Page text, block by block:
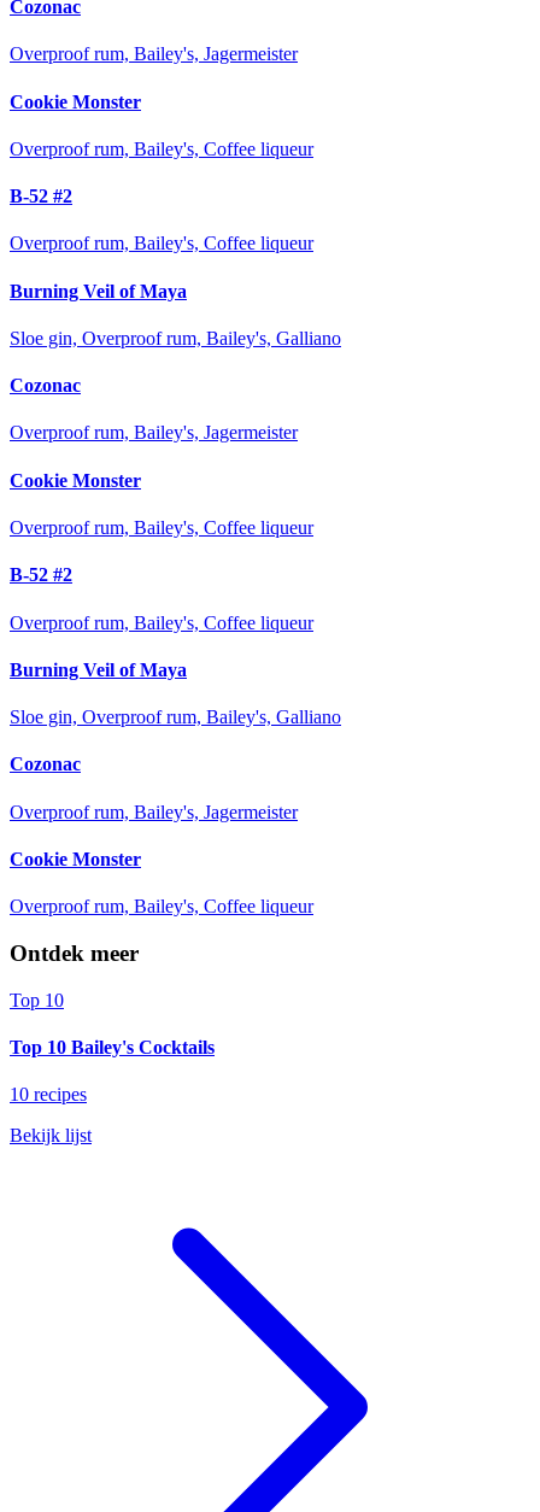
Cozonac
Overproof rum, Bailey's, Jagermeister
Cookie Monster
Overproof rum, Bailey's, Coffee liqueur
B-52 #2
Overproof rum, Bailey's, Coffee liqueur
Burning Veil of Maya
Sloe gin, Overproof rum, Bailey's, Galliano
Cozonac
Overproof rum, Bailey's, Jagermeister
Cookie Monster
Overproof rum, Bailey's, Coffee liqueur
B-52 #2
Overproof rum, Bailey's, Coffee liqueur
Burning Veil of Maya
Sloe gin, Overproof rum, Bailey's, Galliano
Cozonac
Overproof rum, Bailey's, Jagermeister
Cookie Monster
Overproof rum, Bailey's, Coffee liqueur
Ontdek meer
Top 10
Top 10 Bailey's Cocktails
10 recipes
Bekijk lijst